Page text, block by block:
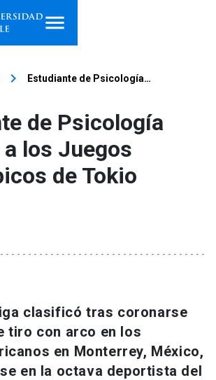
e
keyboard_arrow_down
keyboard_arrow_right Estudiante de Psicología…
de Psicología
los Juegos
de Tokio
clasificó tras coronarse
tiro con arco en los
en Monterrey, México,
en la octava deportista del